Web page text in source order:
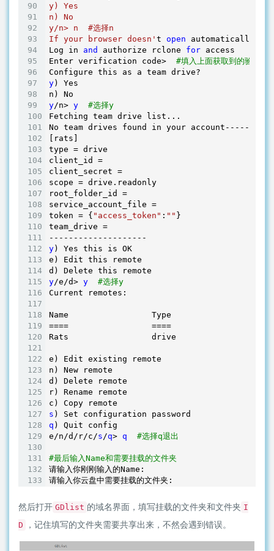
y) Yes
n) No
y/n> n  #选择n
If your browser doesn' t open automatically
Log in and authorize rclone for access
Enter verification code> #填入上面获取到的验证码
y) Yes
y/n> y
#选择y
Fetching team drive list...
No team drives found in your
[rats]
type = drive
client_id =
client_secret =
scope = drive.readonly
root_folder_id =
service_account_file =
token = { "access_token" : "" }
team_drive =
y) Yes this is OK
e) Edit this remote
y/e/d> y
#选择y
Current remotes:
Name                 Type
====                 ====
Rats                 drive
e) Edit existing remote
n) New remote
d) Delete remote
r) Rename remote
s
q ) Quit config
e/n/d/r/c/s /q> q #选择q退出
#最后输入Name和需要挂载的文件夹
请输入你刚刚输入的Name:
然后打开 GDlist 的域名界面，填写挂载的文件夹和文件夹 I
D
，记住填写的文件夹需要共享出来，不然会遇到错误。